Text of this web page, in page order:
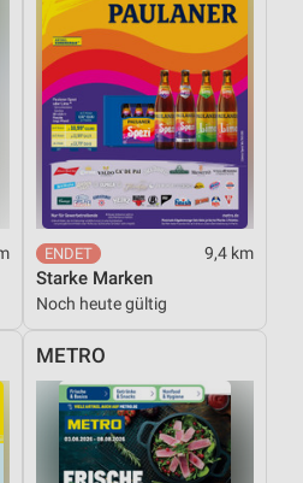
9,4 km
Starke Marken
Noch heute gültig
METRO